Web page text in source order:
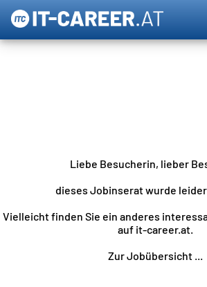
Liebe Besucherin, lieber
dieses Jobinserat wurde
Vielleicht finden Sie ein anderes
auf it-career.at.
Zur Jobübersicht ...